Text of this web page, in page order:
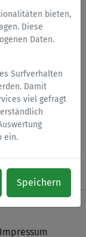
bieten,
Diese
Daten.
Surfverhalten
Damit
viel gefragt
ein.
Speichern
Stelle
nur wenige
Impressum